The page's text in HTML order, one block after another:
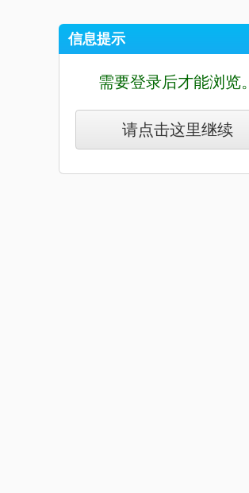
信息提示
需要登录后才能浏览。
请点击这里继续